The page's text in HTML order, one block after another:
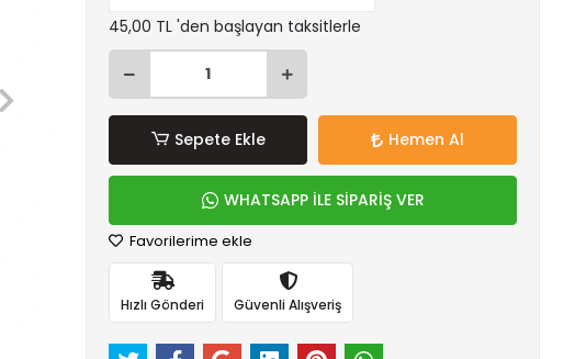
45,00 TL 'den başlayan taksitlerle
Sepete Ekle Hemen Al
WHATSAPP İLE SİPARİŞ VER
Favorilerime ekle
Hızlı Gönderi Güvenli Alışveriş